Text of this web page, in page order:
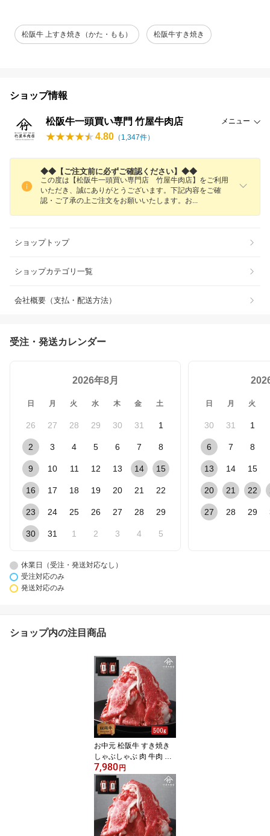
松阪牛 上すき焼き（かた・もも） 松阪牛すき焼き
ショップ情報
松阪牛一頭買い専門 竹屋牛肉店 メニュー
4.80 （ 1,347件）
◆◆【ご注文前に必ずご確認ください】◆◆
この度は【松阪牛一頭買い専門店 竹屋牛肉店】をご利用
いただき、誠にありがとうございます。下記内容をご確
認・ご了承の上ご注文をお願いいたします。 お
ショップトップ
ショップカテゴリ一覧
会社概要（支払・配送方法）
受注・発送カレンダー
2026年8月
日 月 火 水 木 金 土
26 27 28 29 30 31 1
2 3 4 5 6 7 8
9 10 11 12 13 14 15
16 17 18 19 20 21 22
23 24 25 26 27 28 29
30 31 1 2 3 4 5
日 月 火
30 31 1
6 7 8
13 14 15
20 21 22
27 28 29
休業日（受注・発送対応なし）
受注対応のみ
発送対応のみ
ショップ内の注目商品
お中元 松阪牛 すき焼き
しゃぶしゃぶ 肉 牛肉 和
肩・肩バラ 切り落とし
お歳暮 ギフト プレゼン
ト 内祝い お返し お祝い
誕生日 結婚祝い 出産祝
い 結婚内祝い 出産内祝
い 牛肉 肉 グルメ
7,980円